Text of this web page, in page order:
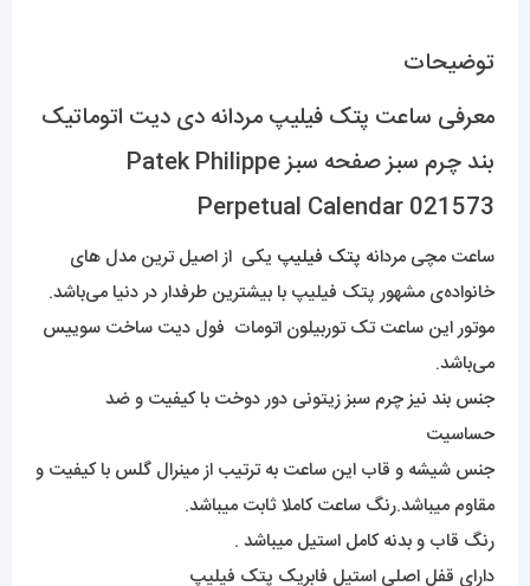
Calendar
توضیحات
معرفی ساعت پتک فیلیپ مردانه دی دیت اتوماتیک
بند چرم سبز صفحه سبز Patek Philippe
Perpetual Calendar 021573
ساعت مچی مردانه پتک فیلیپ یکی از اصیل ترین مدل های
خانواده‌ی مشهور پتک فیلیپ با بیشترین طرفدار در دنیا می‌باشد.
موتور این ساعت تک توربیلون اتومات فول دیت ساخت سوییس
می‌باشد.
جنس بند نیز چرم سبز زیتونی دور دوخت با کیفیت و ضد
حساسیت
جنس شیشه و قاب این ساعت به ترتیب از مینرال گلس با کیفیت و
مقاوم میباشد.رنگ ساعت کاملا ثابت میباشد.
رنگ قاب و بدنه کامل استیل میباشد .
دارای قفل اصلی استیل فابریک پتک فیلیپ